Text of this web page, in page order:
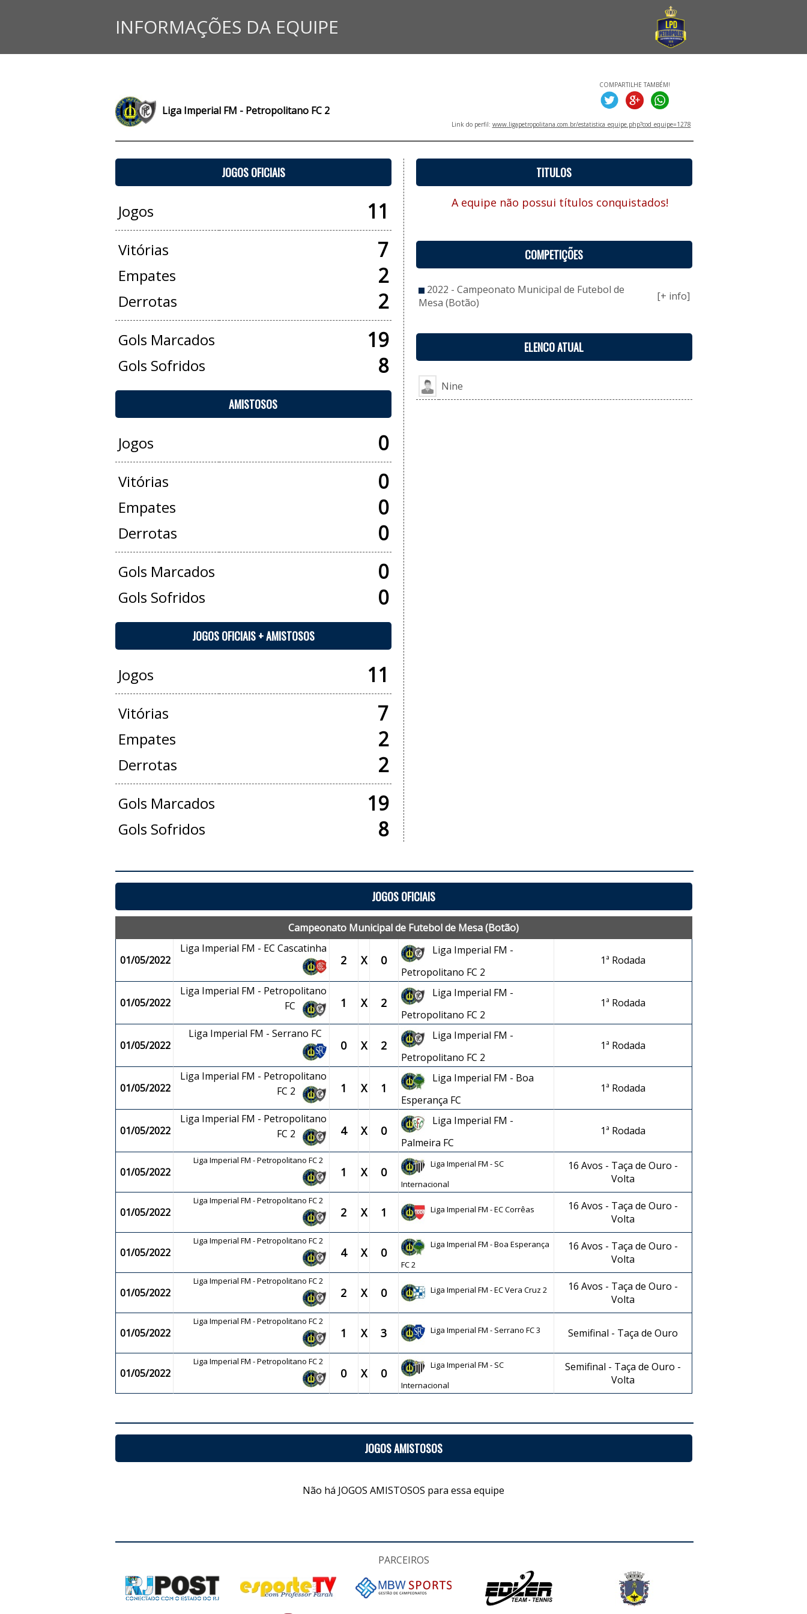
INFORMAÇÕES DA EQUIPE
Liga Imperial FM - Petropolitano FC 2
COMPARTILHE TAMBÉM!
Link do perfil: www.ligapetropolitana.com.br/estatistica_equipe.php?cod_equipe=1278
JOGOS OFICIAIS
Jogos 11
Vitórias 7
Empates 2
Derrotas 2
Gols Marcados 19
Gols Sofridos 8
AMISTOSOS
Jogos 0
Vitórias 0
Empates 0
Derrotas 0
Gols Marcados 0
Gols Sofridos 0
JOGOS OFICIAIS + AMISTOSOS
Jogos 11
Vitórias 7
Empates 2
Derrotas 2
Gols Marcados 19
Gols Sofridos 8
TITULOS
A equipe não possui títulos conquistados!
COMPETIÇÕES
2022 - Campeonato Municipal de Futebol de
Mesa (Botão)
[+ info]
ELENCO ATUAL
Nine
JOGOS OFICIAIS
Campeonato Municipal de Futebol de Mesa (Botão)
01/05/2022
Liga Imperial FM - EC Cascatinha
2 X 0
Liga Imperial FM -
Petropolitano FC 2
1ª Rodada
01/05/2022
Liga Imperial FM - Petropolitano
FC
1 X 2
Liga Imperial FM -
Petropolitano FC 2
1ª Rodada
01/05/2022
Liga Imperial FM - Serrano FC
0 X 2
Liga Imperial FM -
Petropolitano FC 2
1ª Rodada
01/05/2022
Liga Imperial FM - Petropolitano
FC 2
1 X 1
Liga Imperial FM - Boa
Esperança FC
1ª Rodada
01/05/2022
Liga Imperial FM - Petropolitano
FC 2
4 X 0
Liga Imperial FM -
Palmeira FC
1ª Rodada
01/05/2022
Liga Imperial FM - Petropolitano FC 2
1 X 0
Liga Imperial FM - SC
Internacional
16 Avos - Taça de Ouro -
Volta
01/05/2022
Liga Imperial FM - Petropolitano FC 2
2 X 1 Liga Imperial FM - EC Corrêas
16 Avos - Taça de Ouro -
Volta
01/05/2022
Liga Imperial FM - Petropolitano FC 2
4 X 0
Liga Imperial FM - Boa Esperança
FC 2
16 Avos - Taça de Ouro -
Volta
01/05/2022
Liga Imperial FM - Petropolitano FC 2
2 X 0 Liga Imperial FM - EC Vera Cruz 2
16 Avos - Taça de Ouro -
Volta
01/05/2022
Liga Imperial FM - Petropolitano FC 2
1 X 3 Liga Imperial FM - Serrano FC 3 Semifinal - Taça de Ouro
01/05/2022
Liga Imperial FM - Petropolitano FC 2
0 X 0
Liga Imperial FM - SC
Internacional
Semifinal - Taça de Ouro -
Volta
JOGOS AMISTOSOS
Não há JOGOS AMISTOSOS para essa equipe
PARCEIROS